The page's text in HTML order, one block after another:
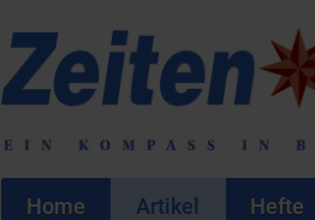
Home Artikel Hefte